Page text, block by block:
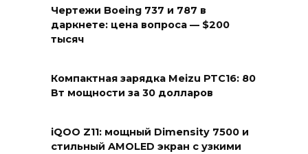
Чертежи Boeing 737 и 787 в
даркнете: цена вопроса — $200
тысяч
Компактная зарядка Meizu PTC16: 80
Вт мощности за 30 долларов
iQOO Z11: мощный Dimensity 7500 и
стильный AMOLED экран с узкими